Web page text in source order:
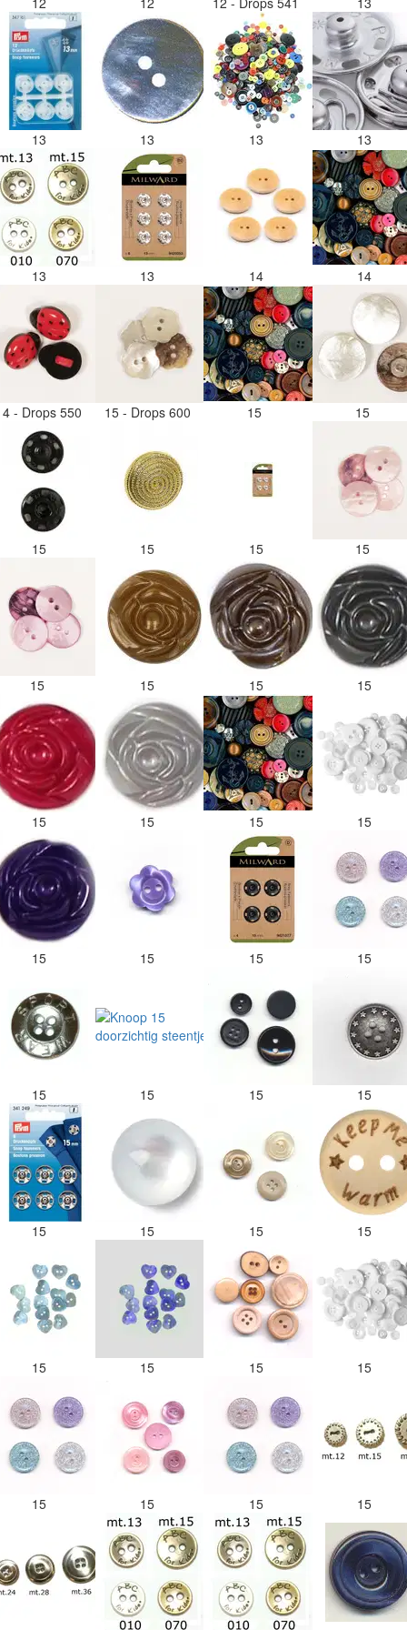
13 13 13 13
13 13 14 14
- Drops 550 15 - Drops 600 15 15
15 15 15 15
15 15 15 15
15 15 15 15
15 15 15 15
15 15 15 15
15 15 15 15
15 15 15 15
15 15 15 15